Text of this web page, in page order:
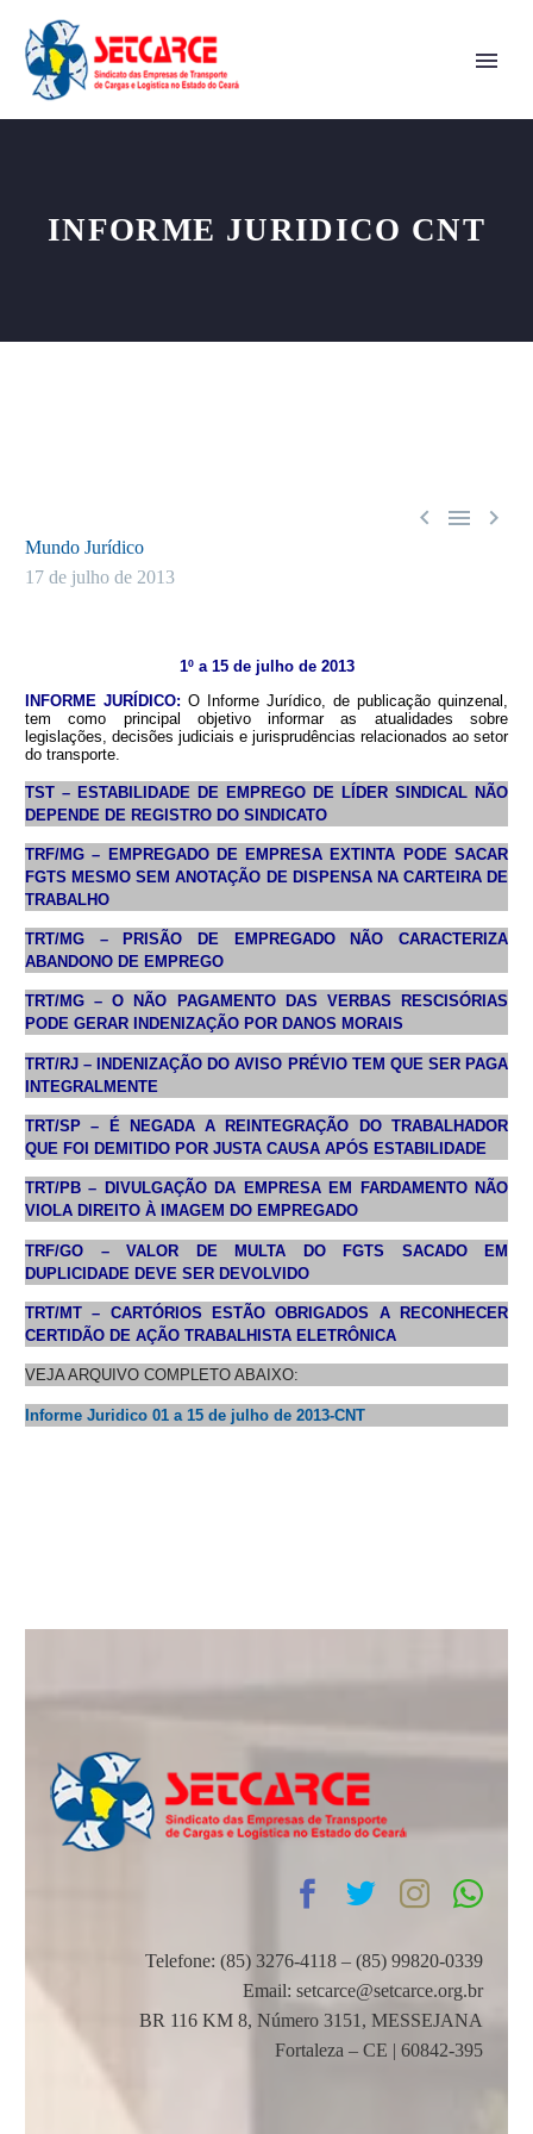
INFORME JURIDICO CNT
  
Mundo Jurídico
17 de julho de 2013
1º a 15 de julho de 2013
INFORME JURÍDICO: O Informe Jurídico, de publicação quinzenal,
tem como principal objetivo informar as atualidades sobre
legislações, decisões judiciais e jurisprudências relacionados ao setor
do transporte.
TST – ESTABILIDADE DE EMPREGO DE LÍDER SINDICAL NÃO
DEPENDE DE REGISTRO DO SINDICATO
TRF/MG – EMPREGADO DE EMPRESA EXTINTA PODE SACAR
FGTS MESMO SEM ANOTAÇÃO DE DISPENSA NA CARTEIRA DE
TRABALHO
TRT/MG – PRISÃO DE EMPREGADO NÃO CARACTERIZA
ABANDONO DE EMPREGO
TRT/MG – O NÃO PAGAMENTO DAS VERBAS RESCISÓRIAS
PODE GERAR INDENIZAÇÃO POR DANOS MORAIS
TRT/RJ – INDENIZAÇÃO DO AVISO PRÉVIO TEM QUE SER PAGA
INTEGRALMENTE
TRT/SP – É NEGADA A REINTEGRAÇÃO DO TRABALHADOR
QUE FOI DEMITIDO POR JUSTA CAUSA APÓS ESTABILIDADE
TRT/PB – DIVULGAÇÃO DA EMPRESA EM FARDAMENTO NÃO
VIOLA DIREITO À IMAGEM DO EMPREGADO
TRF/GO – VALOR DE MULTA DO FGTS SACADO EM
DUPLICIDADE DEVE SER DEVOLVIDO
TRT/MT – CARTÓRIOS ESTÃO OBRIGADOS A RECONHECER
CERTIDÃO DE AÇÃO TRABALHISTA ELETRÔNICA
VEJA ARQUIVO COMPLETO ABAIXO:
Informe Juridico 01 a 15 de julho de 2013-CNT
Telefone: (85) 3276-4118 – (85) 99820-0339
Email: setcarce@setcarce.org.br
BR 116 KM 8, Número 3151, MESSEJANA
Fortaleza – CE | 60842-395